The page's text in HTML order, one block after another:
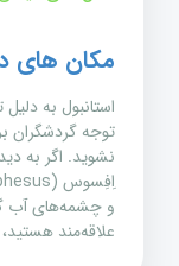
مکان های
استانبول به
توجه گردشگران
نشوید. اگر به
علاقه‌مند